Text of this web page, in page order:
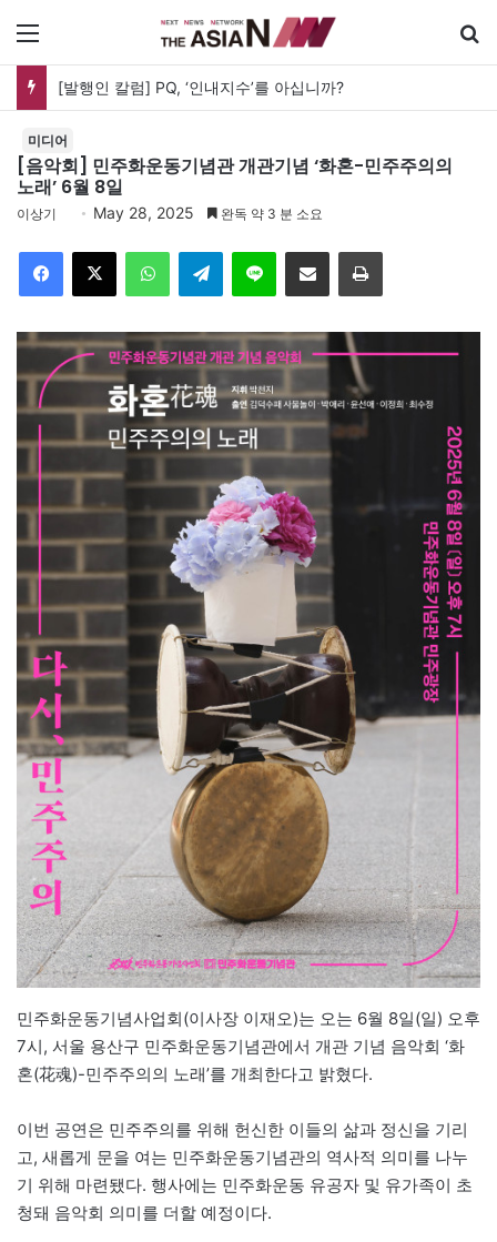
메뉴
[발행인 칼럼] PQ, ‘인내지수’를 아십니까?
미디어
[음악회] 민주화운동기념관 개관기념 ‘화혼-민주주의의
노래’ 6월 8일
이상기 May 28, 2025 완독 약 3 분 소요
Facebook
X WhatsAppTelegramLine 이메일 인쇄
민주화운동기념사업회(이사장 이재오)는 오는 6월 8일(일) 오후
7시, 서울 용산구 민주화운동기념관에서 개관 기념 음악회 ‘화
혼(花魂)-민주주의의 노래’를 개최한다고 밝혔다.
이번 공연은 민주주의를 위해 헌신한 이들의 삶과 정신을 기리
고, 새롭게 문을 여는 민주화운동기념관의 역사적 의미를 나누
기 위해 마련됐다. 행사에는 민주화운동 유공자 및 유가족이 초
청돼 음악회 의미를 더할 예정이다.